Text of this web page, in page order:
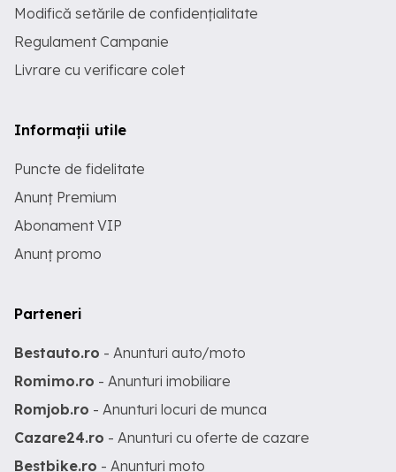
Modifică setările de confidențialitate
Regulament Campanie
Livrare cu verificare colet
Informații utile
Puncte de fidelitate
Anunț Premium
Abonament VIP
Anunț promo
Parteneri
Bestauto.ro - Anunturi auto/moto
Romimo.ro - Anunturi imobiliare
Romjob.ro - Anunturi locuri de munca
Cazare24.ro - Anunturi cu oferte de cazare
Bestbike.ro - Anunturi moto